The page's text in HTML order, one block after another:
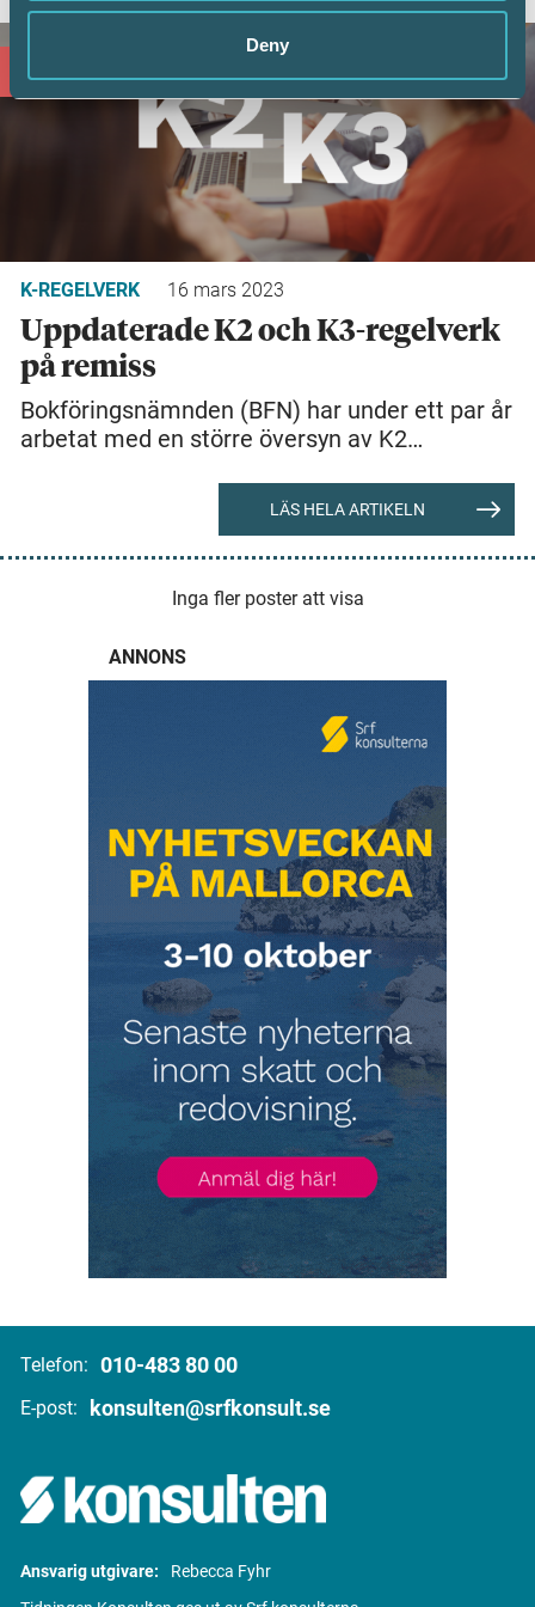
Deny
PREMIUM
K-REGELVERK 16 mars 2023
Uppdaterade K2 och K3-regelverk
på remiss
Bokföringsnämnden (BFN) har under ett par år
arbetat med en större översyn av K2…
LÄS HELA ARTIKELN
Inga fler poster att visa
ANNONS
Telefon: 010-483 80 00
E-post: konsulten@srfkonsult.se
Ansvarig utgivare:
Rebecca Fyhr